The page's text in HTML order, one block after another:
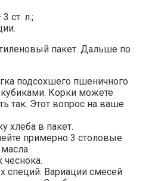
ст. л.;
пакет. Дальше по
подсохшего пшеничного
Корки можете
так. Этот вопрос на ваше
хлеба в пакет.
примерно 3 столовые
чеснока.
специй. Вариации смесей